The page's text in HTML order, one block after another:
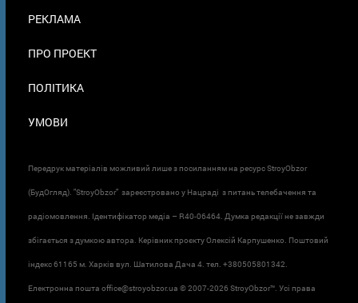
РЕКЛАМА
ПРО ПРОЕКТ
ПОЛІТИКА
УМОВИ
Передрук матеріалів можливий лише з посиланням на ресурс StroyObzor
(БудОгляд). "StroyObzor" зареєстровано у Нацраді з питань телебачення та
радіомовлення. Ідентифікатор медіа – R40-06464. Думка редакції не завжди
збігається з думкою автора. Керівник проєкту Олексій Карпушенко. Поштовий
індекс 61165 м. Харків вул. Шатилова Дача 4. тел. +380505801342.
Електронна пошта office@stroyobzor.ua © 2007-2026 StroyObzor™. Усі права